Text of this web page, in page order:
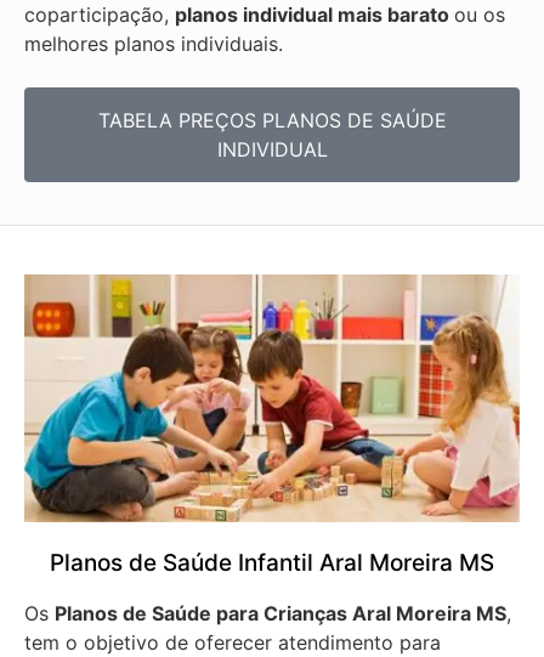
coparticipação, planos individual mais barato ou os
melhores planos individuais.
TABELA PREÇOS PLANOS DE SAÚDE
INDIVIDUAL
Planos de Saúde Infantil Aral Moreira MS
Os Planos de Saúde para Crianças Aral Moreira MS,
tem o objetivo de oferecer atendimento para